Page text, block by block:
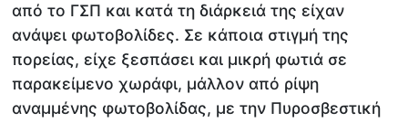
από το ΓΣΠ και κατά τη διάρκειά της είχαν
ανάψει φωτοβολίδες. Σε κάποια στιγμή της
πορείας, είχε ξεσπάσει και μικρή φωτιά σε
παρακείμενο χωράφι, μάλλον από ρίψη
αναμμένης φωτοβολίδας, με την Πυροσβεστική